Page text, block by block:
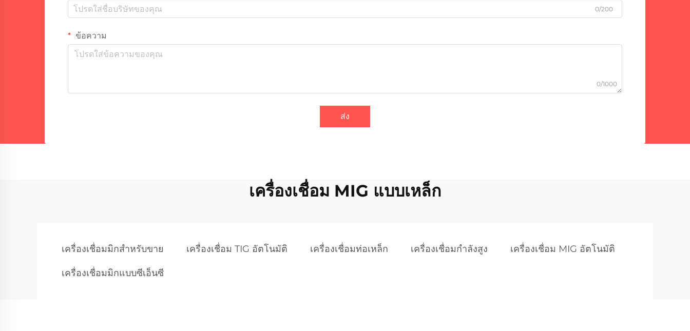
0/200
ข้อความ
0/1000
ส่ง
เครื่องเชื่อม MIG แบบเหล็ก
เครื่องเชื่อมมิกสำหรับขาย เครื่องเชื่อม TIG อัตโนมัติ เครื่องเชื่อมท่อเหล็ก เครื่องเชื่อมกำลังสูง เครื่องเชื่อม MIG อัตโนมัติ
เครื่องเชื่อมมิกแบบซีเอ็นซี